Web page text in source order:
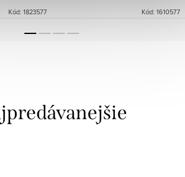
Kód: 1823577 Kód: 1610577